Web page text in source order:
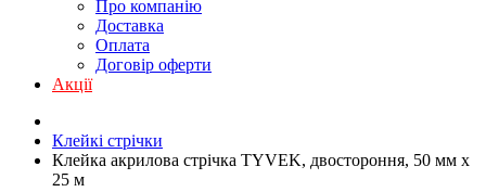
Про компанію
Доставка
Оплата
Договір оферти
Акції
Клейкі стрічки
Клейка акрилова стрічка TYVEK, двостороння, 50 мм x
25 м